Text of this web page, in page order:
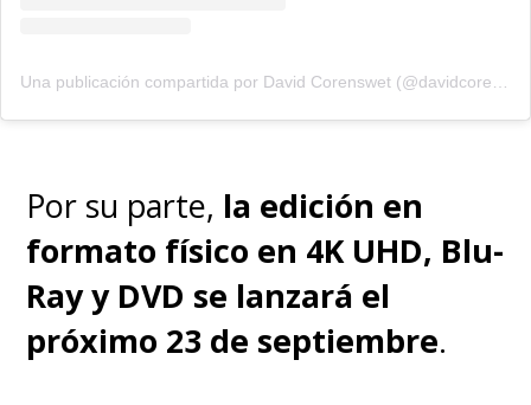
Por su parte, la edición en
formato físico en 4K UHD, Blu-
Ray y DVD se lanzará el
próximo 23 de septiembre.